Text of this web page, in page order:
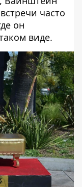
часто
он
виде.